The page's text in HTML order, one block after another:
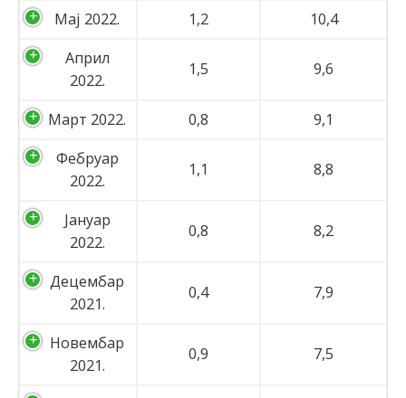
Мај 2022.
1,2
10,4
Април
2022.
1,5 9,6
Март 2022. 0,8
9,1
Фебруар
2022.
1,1 8,8
Јануар
2022.
0,8 8,2
Децембар
2021.
0,4 7,9
Новембар
2021.
0,9 7,5